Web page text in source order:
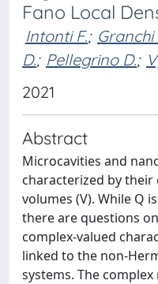
Fano Local
Intonti F.; Granchi
D.; Pellegrino D.;
2021
Abstract
Microcavities and
characterized by
volumes (V). While Q
there are questions
complex-valued
linked to the non-
systems. The